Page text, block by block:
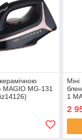
MAGIO МG-131
1
2